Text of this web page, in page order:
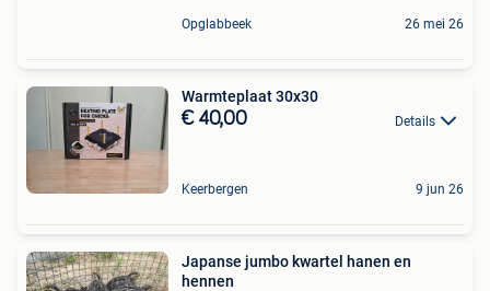
Opglabbeek 26 mei 26
Warmteplaat 30x30
€ 40,00 Details
Keerbergen 9 jun 26
Japanse jumbo kwartel hanen en
hennen